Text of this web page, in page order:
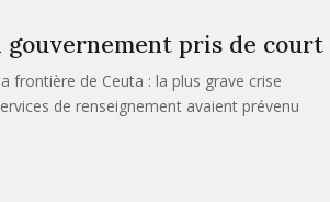
pris de court
frontière de Ceuta : la plus grave crise
de renseignement avaient prévenu